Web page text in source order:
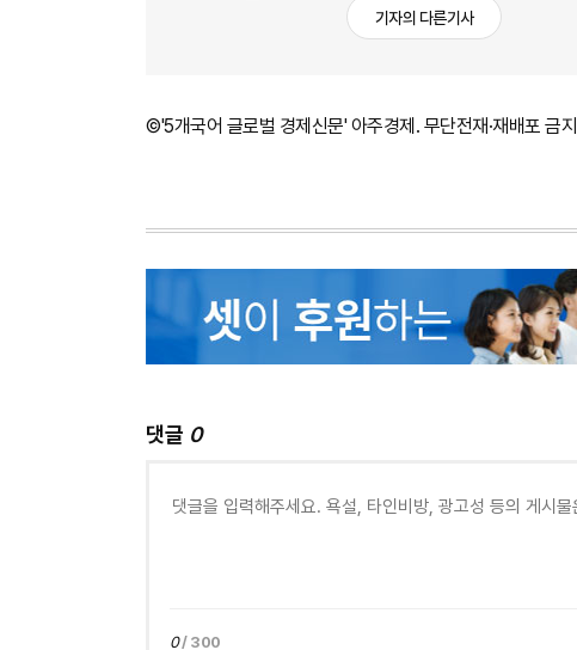
기자의 다른기사
©'5개국어 글로벌 경제신문' 아주경제. 무단전재·재배포 금지
댓글 0
0/ 300